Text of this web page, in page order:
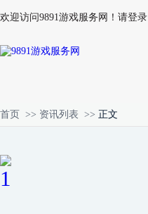
欢迎访问9891游戏服务网！ 请登录
首页 >> 资讯列表 >> 正文